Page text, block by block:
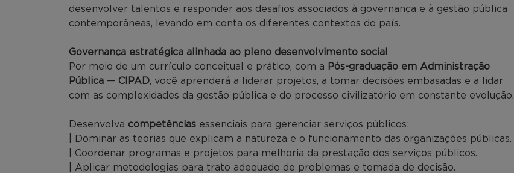
desenvolver talentos e responder aos desafios associados à governança e à gestão pública
contemporâneas, levando em conta os diferentes contextos do país.
Governança estratégica alinhada ao pleno desenvolvimento social
Por meio de um currículo conceitual e prático, com a Pós-graduação em Administração
Pública — CIPAD, você aprenderá a liderar projetos, a tomar decisões embasadas e a lidar
com as complexidades da gestão pública e do processo civilizatório em constante evolução.
Desenvolva competências essenciais para gerenciar serviços públicos:
| Dominar as teorias que explicam a natureza e o funcionamento das organizações públicas.
| Coordenar programas e projetos para melhoria da prestação dos serviços públicos.
| Aplicar metodologias para trato adequado de problemas e tomada de decisão.